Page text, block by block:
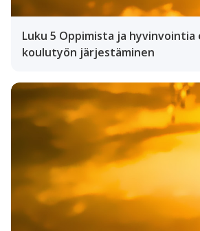
Luku 5 Oppimista ja hyvinvointia
koulutyön järjestäminen